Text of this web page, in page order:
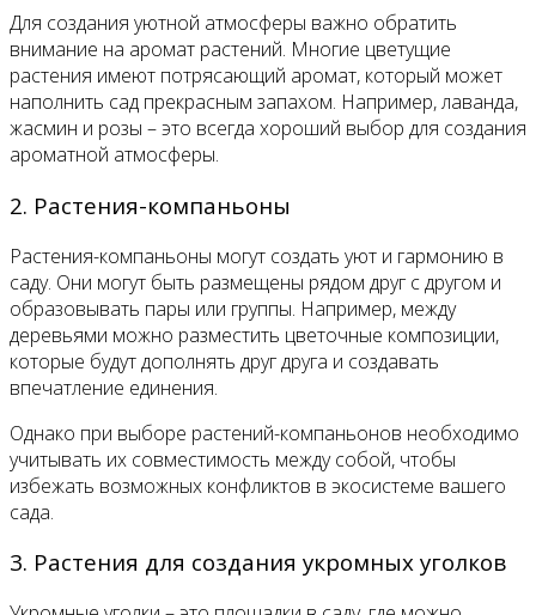
Для создания уютной атмосферы важно обратить
внимание на аромат растений. Многие цветущие
растения имеют потрясающий аромат, который может
наполнить сад прекрасным запахом. Например, лаванда,
жасмин и розы – это всегда хороший выбор для создания
ароматной атмосферы.
2. Растения-компаньоны
Растения-компаньоны могут создать уют и гармонию в
саду. Они могут быть размещены рядом друг с другом и
образовывать пары или группы. Например, между
деревьями можно разместить цветочные композиции,
которые будут дополнять друг друга и создавать
впечатление единения.
Однако при выборе растений-компаньонов необходимо
учитывать их совместимость между собой, чтобы
избежать возможных конфликтов в экосистеме вашего
сада.
3. Растения для создания укромных уголков